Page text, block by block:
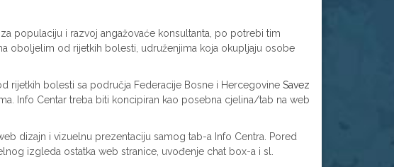
populaciju i razvoj angažovaće konsultanta, po potrebi tim
oboljelim od rijetkih bolesti, udruženjima koja okupljaju osobe
rijetkih bolesti sa područja Federacije Bosne i Hercegovine Savez
Info Centar treba biti koncipiran kao posebna cjelina/tab na web
dizajn i vizuelnu prezentaciju samog tab-a Info Centra. Pored
izgleda ostatka web stranice, uvođenje chat box-a i sl.